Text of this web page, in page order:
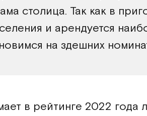
столица. Так как в
и арендуется
на здешних
в рейтинге 2022 года